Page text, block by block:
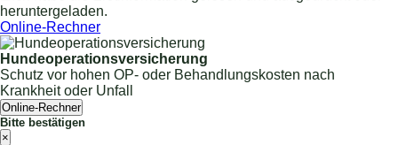
heruntergeladen.
Online-Rechner
Hundeoperationsversicherung
Schutz vor hohen OP- oder Behandlungskosten nach
Krankheit oder Unfall
Online-Rechner
Bitte bestätigen
×